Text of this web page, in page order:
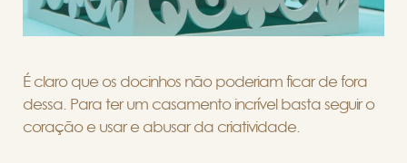
É claro que os docinhos não poderiam ficar de fora
dessa. Para ter um casamento incrível basta seguir o
coração e usar e abusar da criatividade.